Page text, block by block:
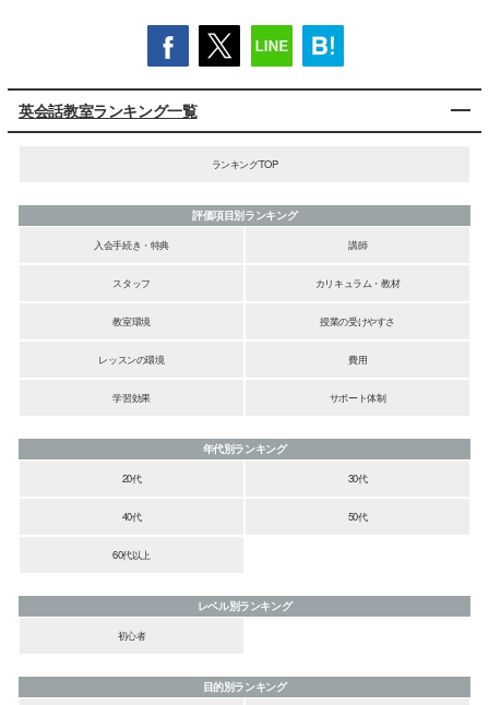
英会話教室ランキング一覧
ランキングTOP
評価項目別ランキング
入会手続き・特典
講師
スタッフ カリキュラム・教材
教室環境 授業の受けやすさ
レッスンの環境 費用
学習効果 サポート体制
年代別ランキング
20代
30代
40代 50代
60代以上
レベル別ランキング
初心者
目的別ランキング